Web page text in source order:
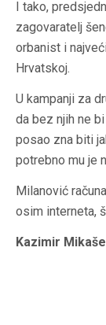
I tako,
zagovaratelj
orbanist i
Hrvatskoj.
U kampanji za
da bez njih ne
posao zna biti
potrebno mu je
Milanović
osim interneta,
Kazimir